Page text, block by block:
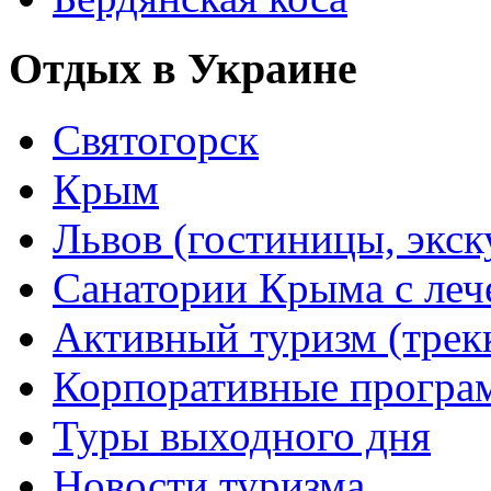
Отдых в Украине
Святогорск
Крым
Львов (гостиницы,
Санатории Крыма с
Активный туризм
Корпоративные
Туры выходного дня